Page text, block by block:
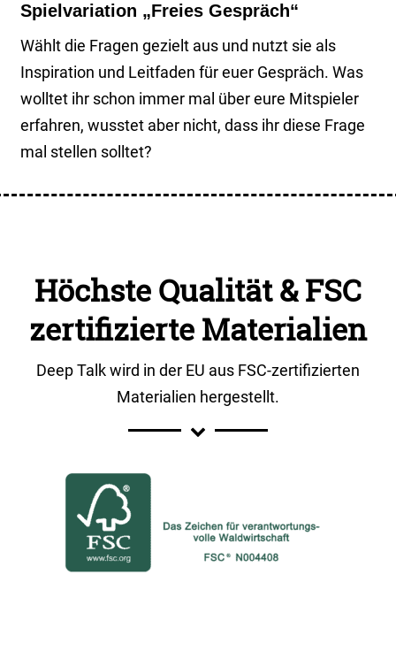
Spielvariation „Freies Gespräch“
Wählt die Fragen gezielt aus und nutzt sie als
Inspiration und Leitfaden für euer Gespräch. Was
wolltet ihr schon immer mal über eure Mitspieler
erfahren, wusstet aber nicht, dass ihr diese Frage
mal stellen solltet?
Höchste Qualität & FSC
zertifizierte Materialien
Deep Talk wird in der EU aus FSC-zertifizierten
Materialien hergestellt.